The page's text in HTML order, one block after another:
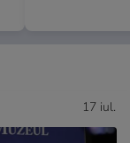
17 iul.